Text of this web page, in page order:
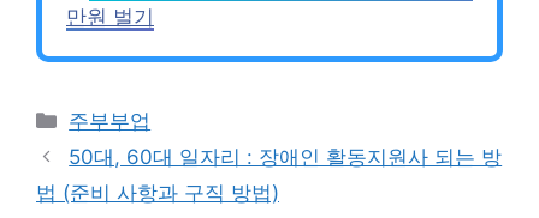
만원 벌기
카
테
리
주부부업
50대, 60대 일자리 : 장애인 활동지원사 되는 방
법 (준비 사항과 구직 방법)